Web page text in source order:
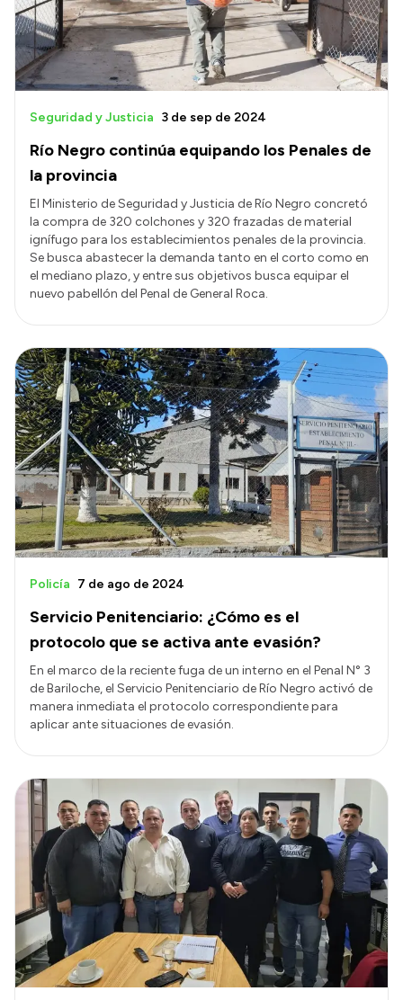
Río Negro continúa equipando los Penales de
la provincia
Seguridad y Justicia 3 de sep de 2024
El Ministerio de Seguridad y Justicia de Río Negro concretó
la compra de 320 colchones y 320 frazadas de material
ignífugo para los establecimientos penales de la provincia.
Se busca abastecer la demanda tanto en el corto como en
el mediano plazo, y entre sus objetivos busca equipar el
nuevo pabellón del Penal de General Roca.
Servicio Penitenciario: ¿Cómo es el
protocolo que se activa ante evasión?
Policía 7 de ago de 2024
En el marco de la reciente fuga de un interno en el Penal N° 3
de Bariloche, el Servicio Penitenciario de Río Negro activó de
manera inmediata el protocolo correspondiente para
aplicar ante situaciones de evasión.